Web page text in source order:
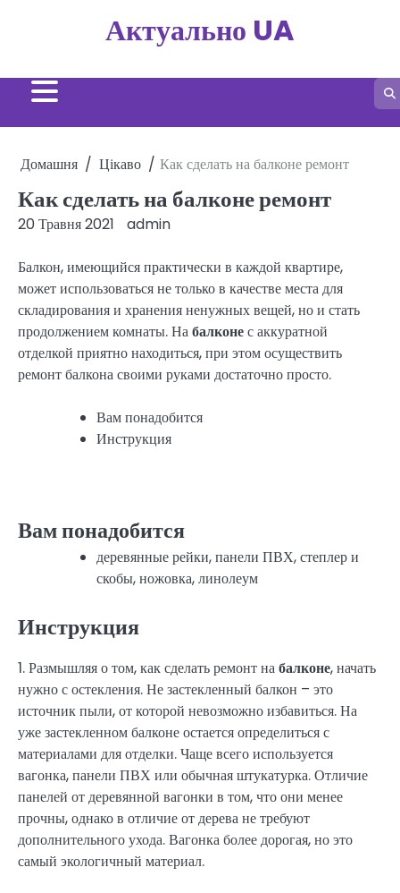
Актуально UA
Домашня Цікаво Как сделать на балконе ремонт
Как сделать на балконе ремонт
20 Травня 2021 admin
Балкон, имеющийся практически в каждой квартире,
может использоваться не только в качестве места для
складирования и хранения ненужных вещей, но и стать
продолжением комнаты. Набалконес аккуратной
отделкой приятно находиться, при этом осуществить
ремонт балкона своими руками достаточно просто.
Вам понадобится
Инструкция
Вам понадобится
деревянные рейки, панели ПВХ, степлер и
скобы, ножовка, линолеум
Инструкция
1. Размышляя о том, как сделать ремонт набалконе, начать
нужно с остекления. Не застекленный балкон – это
источник пыли, от которой невозможно избавиться. На
уже застекленном балконе остается определиться с
материалами для отделки. Чаще всего используется
вагонка, панели ПВХ или обычная штукатурка. Отличие
панелей от деревянной вагонки в том, что они менее
прочны, однако в отличие от дерева не требуют
дополнительного ухода. Вагонка более дорогая, но это
самый экологичный материал.